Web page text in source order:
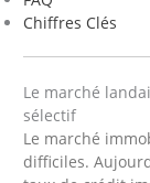
Chiffres Clés
Le marché
sélectif
Le marché
difficiles.